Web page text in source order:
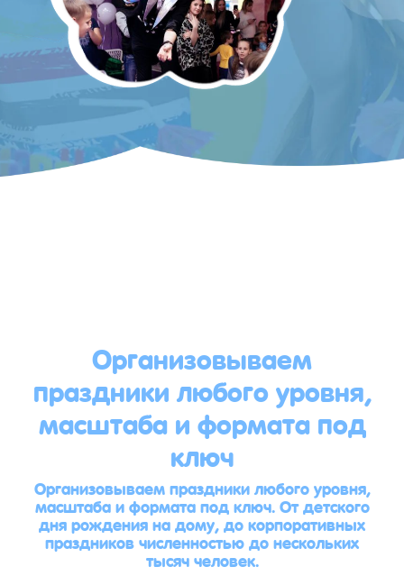
Организовываем
праздники любого уровня,
масштаба и формата под
ключ
Организовываем праздники любого уровня,
масштаба и формата под ключ. От детского
дня рождения на дому, до корпоративных
праздников численностью до нескольких
тысяч человек.